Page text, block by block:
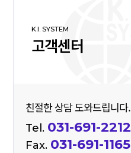
K.I. SYSTEM
고객센터
친절한 상담 도와드립니다.
Tel. 031-691-2212
Fax. 031-691-1165